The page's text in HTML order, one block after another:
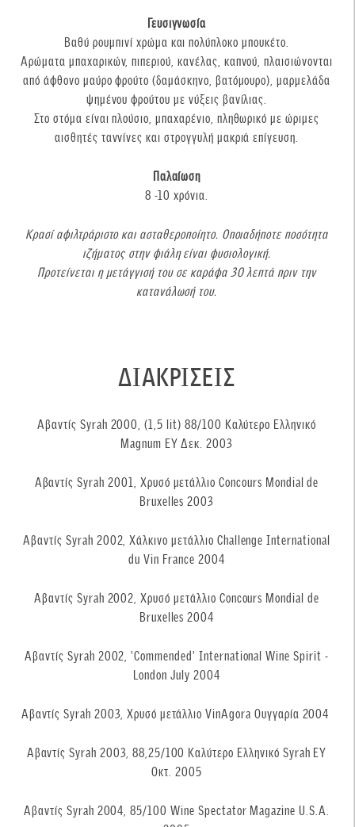
Γευσιγνωσία
Βαθύ ρουμπινί χρώμα και πολύπλοκο μπουκέτο.
Αρώματα μπαχαρικών, πιπεριού, κανέλας, καπνού, πλαισιώνονται
από άφθονο μαύρο φρούτο (δαμάσκηνο, βατόμουρο), μαρμελάδα
ψημένου φρούτου με νύξεις βανίλιας.
Στο στόμα είναι πλούσιο, μπαχαρένιο, πληθωρικό με ώριμες
αισθητές ταννίνες και στρογγυλή μακριά επίγευση.
Παλαίωση
8 -10 χρόνια.
Kρασί αφιλτράριστο και ασταθεροποίητο. Οποιαδήποτε ποσότητα
ιζήματος στην φιάλη είναι φυσιολογική.
Προτείνεται η μετάγγισή του σε καράφα 30 λεπτά πριν την
κατανάλωσή του.
ΔΙΑΚΡΙΣΕΙΣ
Αβαντίς Syrah 2000, (1,5 lit) 88/100 Kαλύτερο Ελληνικό
Magnum ΕΥ Δεκ. 2003
Αβαντίς Syrah 2001, Χρυσό μετάλλιο Concours Mondial de
Bruxelles 2003
Αβαντίς Syrah 2002, Χάλκινο μετάλλιο Challenge International
du Vin France 2004
Αβαντίς Syrah 2002, Χρυσό μετάλλιο Concours Mondial de
Bruxelles 2004
Αβαντίς Syrah 2002, 'Commended' International Wine Spirit -
London July 2004
Αβαντίς Syrah 2003, Χρυσό μετάλλιο VinAgora Ουγγαρία 2004
Αβαντίς Syrah 2003, 88,25/100 Kαλύτερο Ελληνικό Syrah ΕΥ
Οκτ. 2005
Αβαντίς Syrah 2004, 85/100 Wine Spectator Magazine U.S.A.